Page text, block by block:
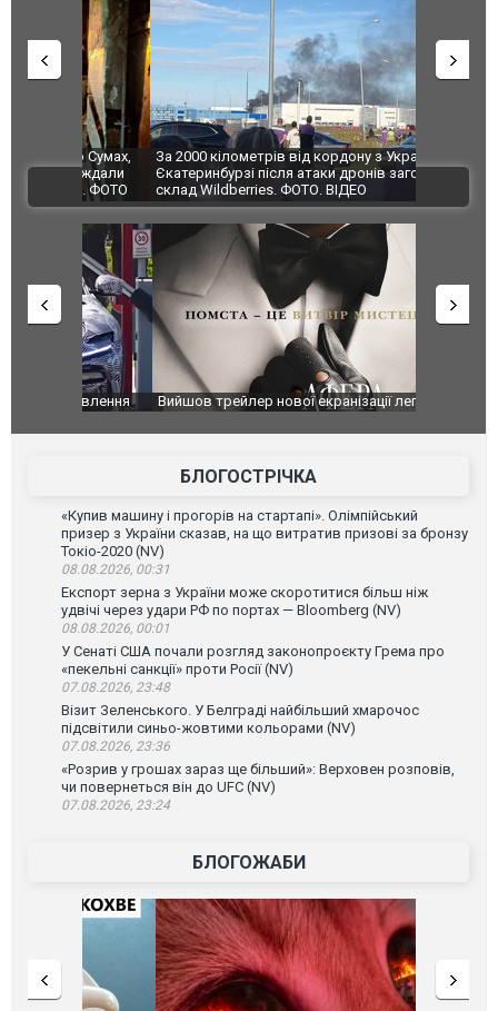
За 2000 кілометрів від кордону з Україною: в
Єкатеринбурзі після атаки дронів загорівся
склад Wildberries. ФОТО. ВІДЕО
"Мої
ВІДЕО
Вийшов трейлер нової екранізації легендарного
БЛОГОСТРІЧКА
«Купив машину і прогорів на стартапі». Олімпійський
призер з України сказав, на що витратив призові за бронзу
Токіо-2020 (NV)
08.08.2026, 00:31
Експорт зерна з України може скоротитися більш ніж
удвічі через удари РФ по портах — Bloomberg (NV)
08.08.2026, 00:01
У Сенаті США почали розгляд законопроєкту Грема про
«пекельні санкції» проти Росії (NV)
07.08.2026, 23:48
Візит Зеленського. У Белграді найбільший хмарочос
підсвітили синьо-жовтими кольорами (NV)
07.08.2026, 23:36
«Розрив у грошах зараз ще більший»: Верховен розповів,
чи повернеться він до UFC (NV)
07.08.2026, 23:24
БЛОГОЖАБИ